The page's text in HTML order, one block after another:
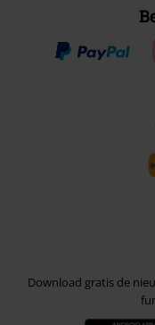
Download gratis de